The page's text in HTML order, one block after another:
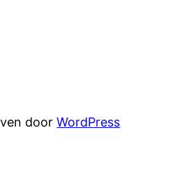
doorWordPress